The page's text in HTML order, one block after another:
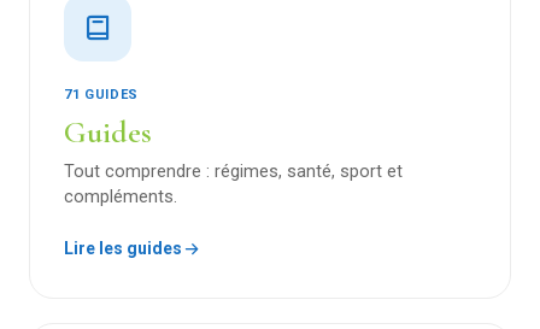
71 GUIDES
Guides
Tout comprendre : régimes, santé, sport et
compléments.
Lire les guides